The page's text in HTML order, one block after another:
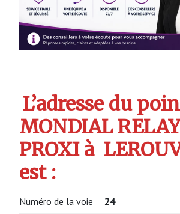
L’adresse du
MONDIAL
PROXI à
est :
Numéro de la voie 24